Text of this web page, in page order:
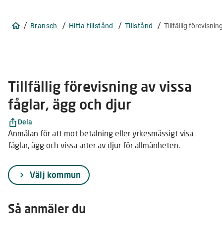
/ Bransch / Hitta tillstånd / Tillstånd / Tillfällig
Tillfällig förevisning av vissa
fåglar, ägg och djur
Dela
Anmälan för att mot betalning eller yrkesmässigt visa
fåglar, ägg och vissa arter av djur för allmänheten.
Välj kommun
Så anmäler du